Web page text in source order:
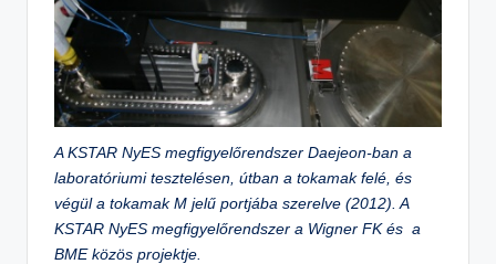
A KSTAR NyES megfigyelőrendszer Daejeon-ban a
laboratóriumi tesztelésen, útban a tokamak felé, és
végül a tokamak M jelű portjába szerelve (2012). A
KSTAR NyES megfigyelőrendszer a Wigner FK és a
BME közös projektje.